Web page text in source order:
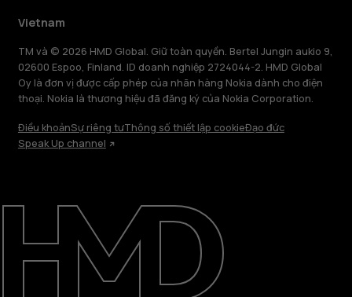
Giới thiệu
Sửa chữa, tái sử dụng, tái chế
Hỗ trợ
Vietnam
TM và © 2026 HMD Global. Giữ toàn quyền. Bertel Jungin aukio 9,
02600 Espoo, Finland. ID doanh nghiệp 2724044-2. HMD Global
Oy là đơn vị được cấp phép của nhãn hàng Nokia dành cho điện
thoại. Nokia là thương hiệu đã đăng ký của Nokia Corporation.
Điều khoảnSự riêng tưThông số thiết lập cookieĐạo đức
Speak Up channel